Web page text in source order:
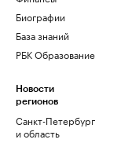
Биографии
База знаний
РБК Образование
Новости
регионов
Санкт-Петербург
и область